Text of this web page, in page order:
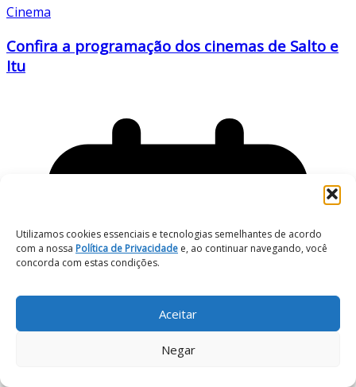
Utilizamos cookies essenciais e tecnologias semelhantes de acordo
com a nossa Política de Privacidade e, ao continuar navegando, você
concorda com estas condições.
Aceitar
Negar
Cinema
Confira a programação dos cinemas de Salto e
Itu